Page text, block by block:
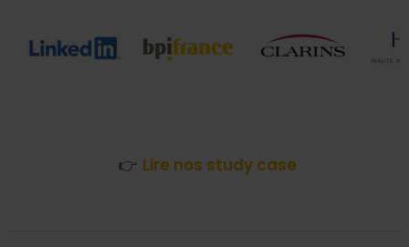
👉 Lire nos study case